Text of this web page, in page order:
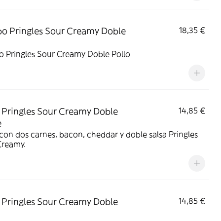
Pringles Sour Creamy Doble 18,35 €
Pringles Sour Creamy Doble Pollo
Sour Creamy Doble
14,85 €
dos carnes, bacon, cheddar y doble salsa Pringles
Sour Creamy Doble 14,85 €